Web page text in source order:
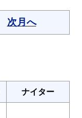
次月へ
ナイター